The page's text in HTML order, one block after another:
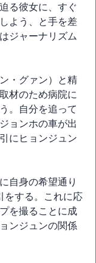
る彼女に、すぐ
よう、と手を差
ジャーナリズム
・グァン）と精
材のため病院に
。自分を追って
ョンホの車が出
にヒョンジュン
自身の希望通り
をする。これに応
を撮ることに成
ンジュンの関係